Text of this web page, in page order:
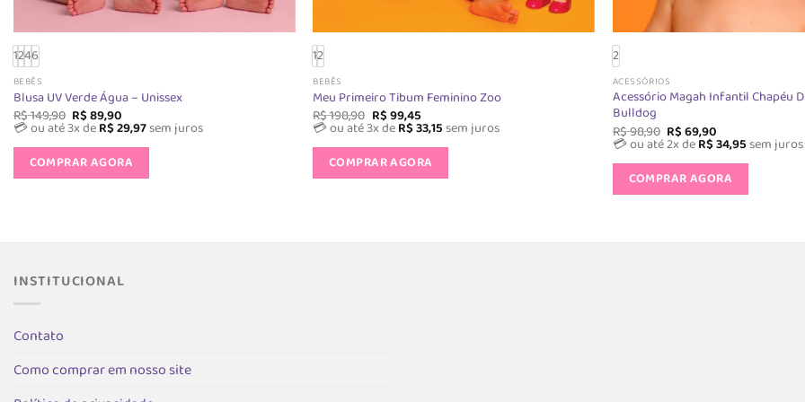
1246
BEBÊS
Blusa UV Verde Água – Unissex
R$149,90 O
preço
original
era:
R$ 149,90.
R$89,90
preço
atual
é:
R$ 89,90.
💳 ou até 3x deR$29,97sem juros
COMPRAR AGORA
As
página
12
BEBÊS
Meu Primeiro Tibum Feminino Zoo
R$198,90 O
preço
original
era:
R$ 198,90.
R$99,45O
preço
atual
é:
R$ 99,45.
💳 ou até 3x deR$33,15 sem juros
COMPRAR AGORA
As
2
ACESSÓRIOS
Acessório Magah Infantil Chapéu
Bulldog
R$98,90 O
preço
era:
R$ 98,90.
R$69,90
preço
atual
é:
R$ 69,90.
💳 ou até 2x deR$34,95 sem juros
COMPRAR AGORA
INSTITUCIONAL
Contato
Como comprar em nosso site